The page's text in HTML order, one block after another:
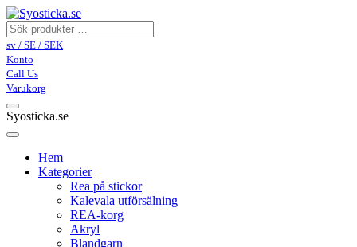
sv / SE / SEK
Konto
Call Us
Varukorg
Syosticka.se
Hem
Kategorier
Rea på stickor
Kalevala utförsälning
REA-korg
Akryl
Blandgarn